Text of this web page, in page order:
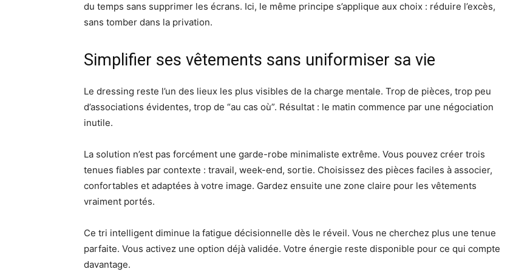
du temps sans supprimer les écrans. Ici, le même principe s’applique aux choix : réduire l’excès,
sans tomber dans la privation.
Simplifier ses vêtements sans uniformiser sa vie
Le dressing reste l’un des lieux les plus visibles de la charge mentale. Trop de pièces, trop peu
d’associations évidentes, trop de “au cas où”. Résultat : le matin commence par une négociation
inutile.
La solution n’est pas forcément une garde-robe minimaliste extrême. Vous pouvez créer trois
tenues fiables par contexte : travail, week-end, sortie. Choisissez des pièces faciles à associer,
confortables et adaptées à votre image. Gardez ensuite une zone claire pour les vêtements
vraiment portés.
Ce tri intelligent diminue la fatigue décisionnelle dès le réveil. Vous ne cherchez plus une tenue
parfaite. Vous activez une option déjà validée. Votre énergie reste disponible pour ce qui compte
davantage.